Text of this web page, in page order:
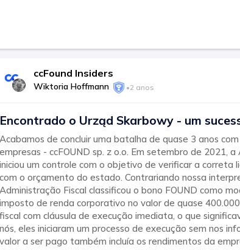
ccFound Insiders
Wiktoria Hoffmann •2 anos
Encontrado o Urząd Skarbowy - um
Acabamos de concluir uma batalha de quase 3 anos
empresas - ccFOUND sp. z o.o. Em setembro de 2021,
iniciou um controle com o objetivo de verificar a
com o orçamento do estado. Contrariando nossa
Administração Fiscal classificou o bono FOUND como
imposto de renda corporativo no valor de quase
fiscal com cláusula de execução imediata, o que
nós, eles iniciaram um processo de execução sem nos
valor a ser pago também incluía os rendimentos da